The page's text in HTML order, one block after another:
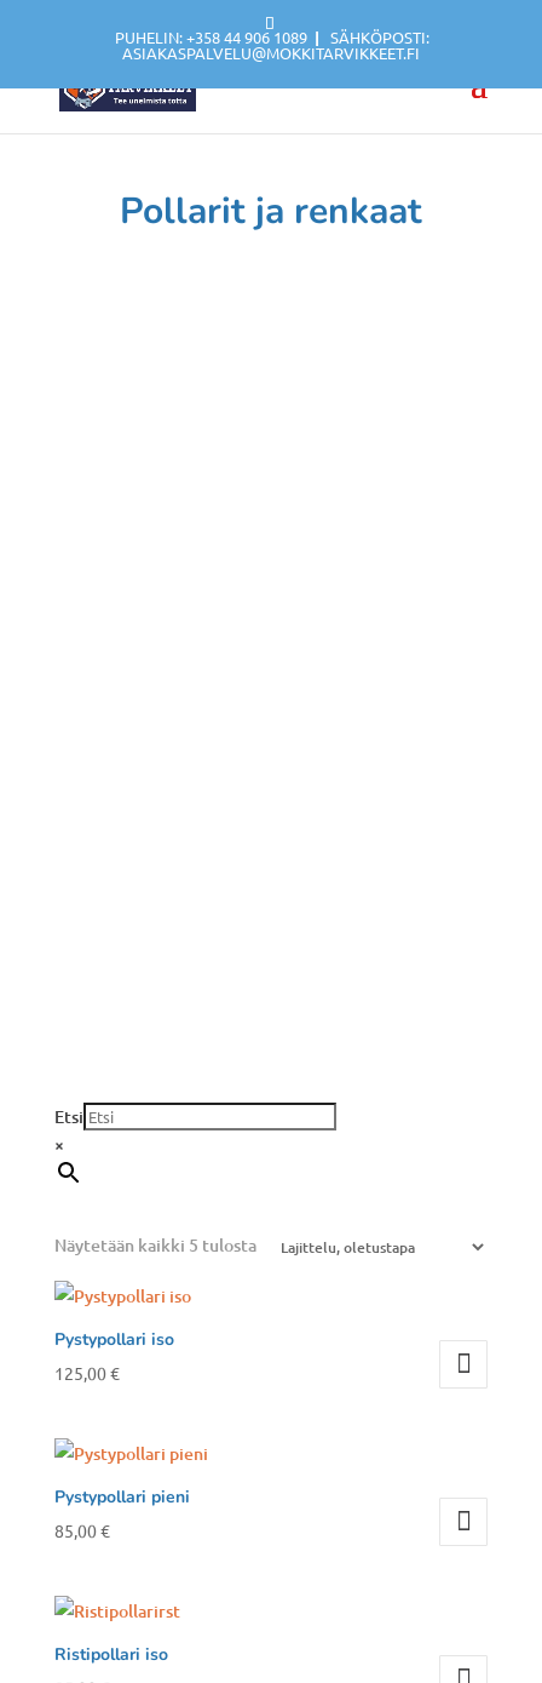
PUHELIN: +358 44 906 1089 |SÄHKÖPOSTI:
ASIAKASPALVELU@MOKKITARVIKKEET.FI
Pollarit ja renkaat
Etsi
×
Näytetään kaikki 5 tulosta
Pystypollari iso
125,00€
Pystypollari pieni
85,00€
Ristipollari iso